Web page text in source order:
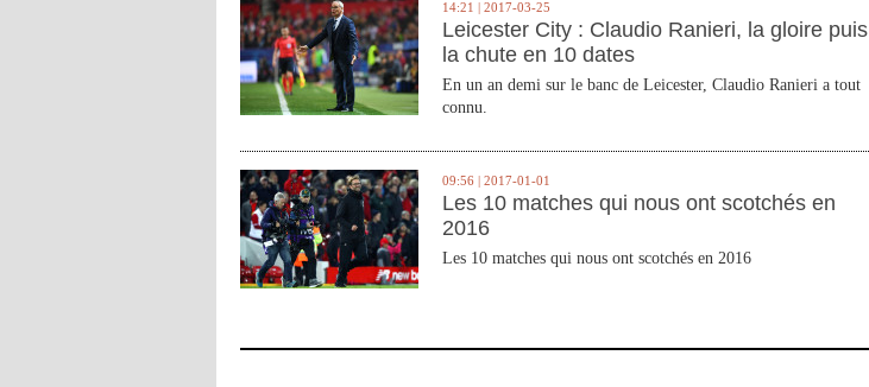
14:21 | 2017-03-25
Leicester City : Claudio Ranieri, la gloire puis
la chute en 10 dates
En un an demi sur le banc de Leicester, Claudio Ranieri a tout
connu.
09:56 | 2017-01-01
Les 10 matches qui nous ont scotchés en
2016
Les 10 matches qui nous ont scotchés en 2016